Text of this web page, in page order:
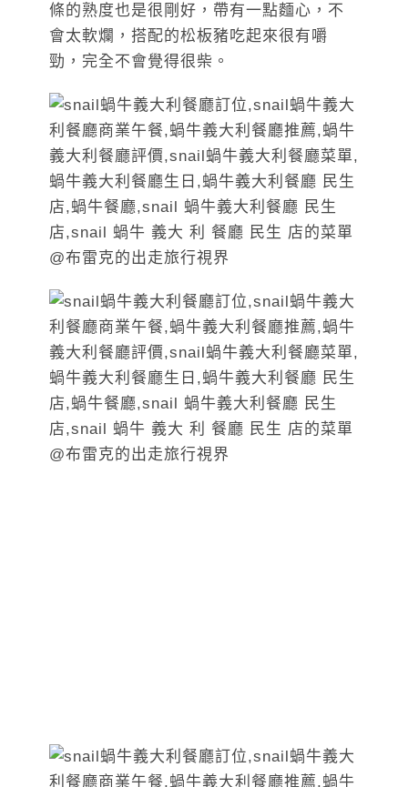
條的熟度也是很剛好，帶有一點麵心，不
會太軟爛，搭配的松板豬吃起來很有嚼
勁，完全不會覺得很柴。